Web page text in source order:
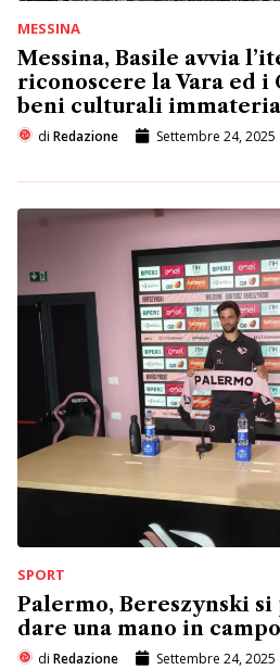
MESSINA
Messina, Basile avvia
riconoscere la Vara ed i
beni culturali
di Redazione Settembre 24, 2025
SPORT
Palermo, Bereszynski si
dare una mano in
di Redazione Settembre 24, 2025